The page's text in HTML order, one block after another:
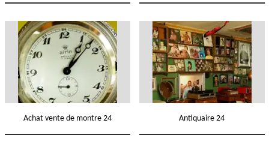
Achat vente de montre 24 Antiquaire 24